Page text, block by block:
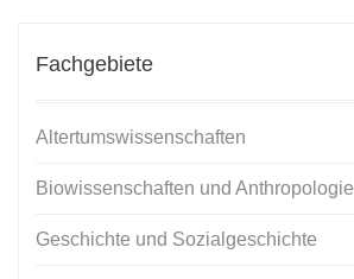
Fachgebiete
Altertumswissenschaften
Biowissenschaften und Anthropologie
Geschichte und Sozialgeschichte